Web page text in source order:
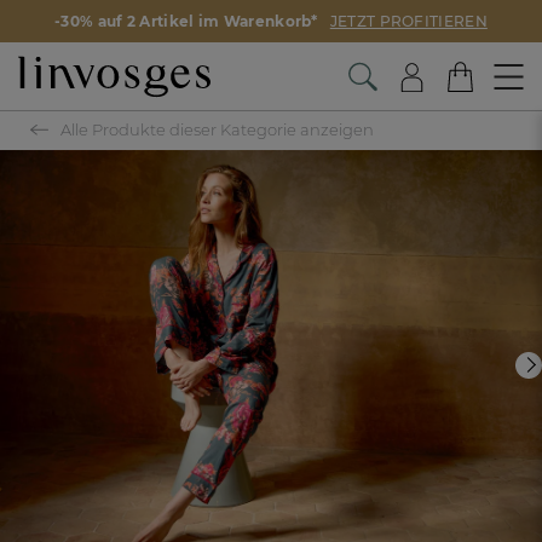
-30% auf 2 Artikel im Warenkorb* JETZT PROFITIEREN
Alle Produkte dieser Kategorie anzeigen